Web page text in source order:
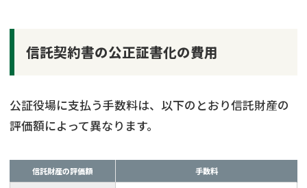
信託契約書の公正証書化の費用
公証役場に支払う手数料は、以下のとおり信託財産の
評価額によって異なります。
信託財産の評価額 手数料